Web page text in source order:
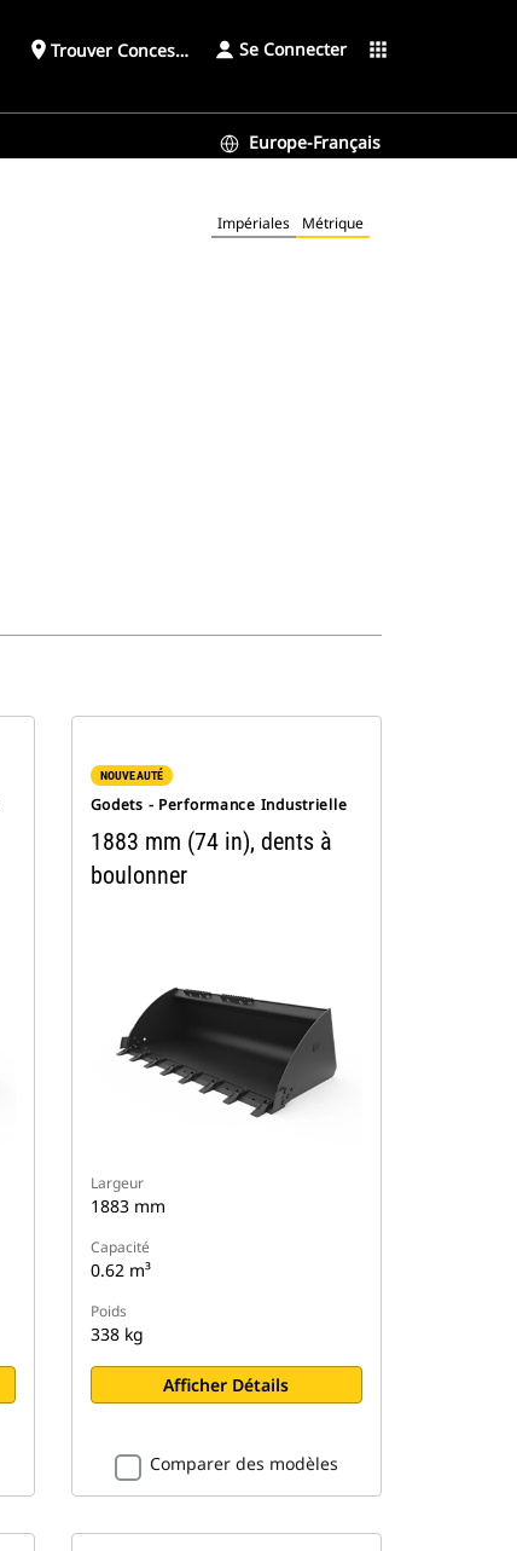
place Trouver ConcessionnaireSe Connecter apps
Europe-Français
Impériales Métrique
NOUVEAUTÉ
Godets - Performance Industrielle
1883 mm (74 in), dents à
boulonner
Largeur
1883 mm
Capacité
0.62 m³
Poids
338 kg
Afficher Détails
Comparer des modèles